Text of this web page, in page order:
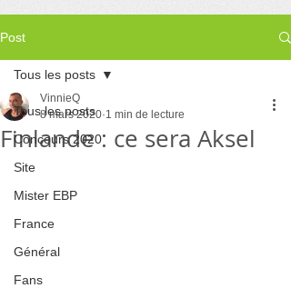
Post
Tous les posts
Concours 2020
Site
Mister EBP
France
Général
Fans
Tous les posts
Finlande : ce sera Aksel
VinnieQ
8 mars 2020 1 min de lecture